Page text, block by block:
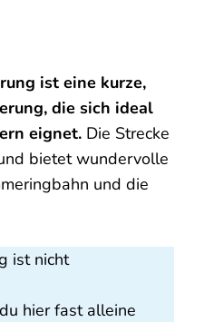
ist eine kurze,
die sich ideal
eignet. Die Strecke
bietet wundervolle
und die
ist nicht
hier fast alleine